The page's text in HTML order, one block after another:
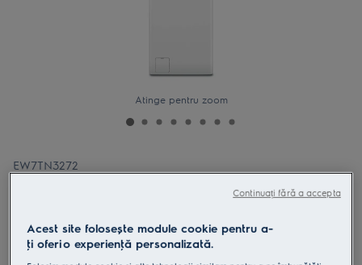
Atinge pentru zoom
EW7TN3272
Mașină de spălat verticală
PerfectCare700 clasă B 6.0 kg
Acest site folosește module cookie pentru a-
ţi oferi o experienţă personalizată.
Continuați fără a accepta